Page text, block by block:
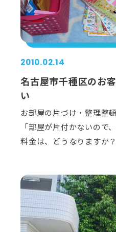
2010.02.14
名古屋市千種区のお
い
お部屋の片づけ・整理整
「部屋が片付かないので
料金は、どうなりますか